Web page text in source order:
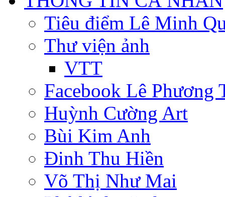
Tiêu điểm Lê Minh
Thư viện ảnh
VTT
Facebook Lê Phương
Huỳnh Cường Art
Bùi Kim Anh
Đinh Thu Hiền
Võ Thị Như Mai